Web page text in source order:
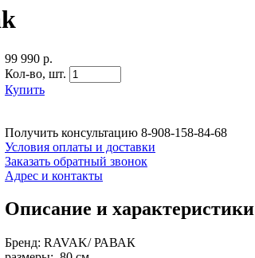
99 990 р.
Кол-во, шт.
Купить
Получить консультацию 8-908-158-84-68
Условия оплаты и доставки
Заказать обратный звонок
Адрес и контакты
Описание и характеристики
Бренд: RAVAK/ РАВАК